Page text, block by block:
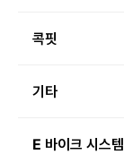
콕핏
기타
E 바이크 시스템